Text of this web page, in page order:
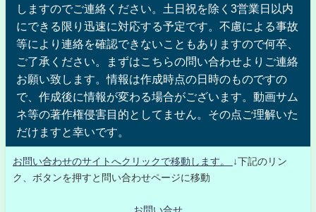
しますのでご連絡ください。土日祝を除く3営業日以内
にできる限り迅速に対応する予定です。不慮による事故
等により連絡を確認できないこともありますので何卒、
ご了承ください。まずはこちらの問い合わせよりご連絡
お願い致します。情報は作成時点の日時のものですの
で、作成後に情報が変わる場合がございます。動画サム
ネ等の著作権侵害目的としてません。その点ご理解いた
だけますと幸いです。
お問い合わせのサイトへクリックで移動します。
↓下記のリン
ク、ボタンを押すと問い合わせページに移動